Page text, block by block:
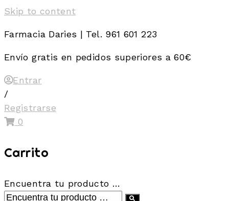
Skip to content
Farmacia Daries | Tel. 961 601 223
Envío gratis en pedidos superiores a 60€
Entrar
/
Registrarse
0
Carrito
Encuentra tu producto …